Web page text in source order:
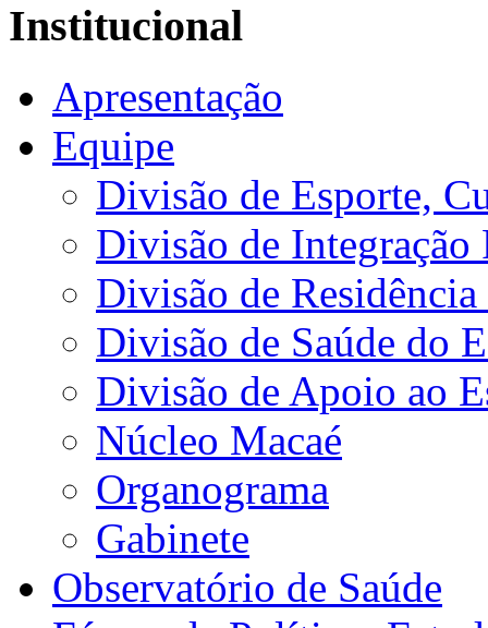
Institucional
Apresentação
Equipe
Divisão de Esporte,
Divisão de Integração
Divisão de
Divisão de Saúde do
Divisão de Apoio ao
Núcleo Macaé
Organograma
Gabinete
Observatório de Saúde